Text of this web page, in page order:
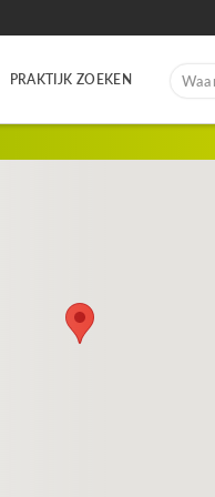
PRAKTIJK ZOEKEN
Search